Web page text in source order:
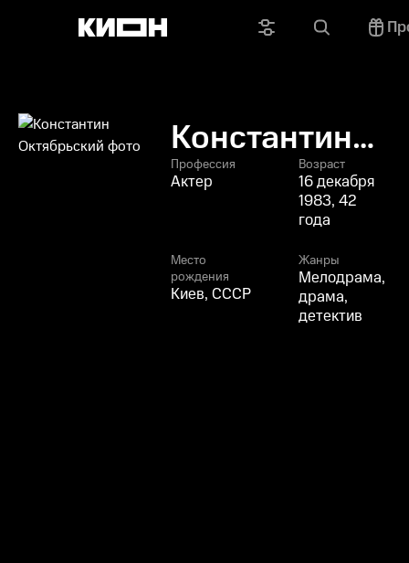
Константин
Октябрьский
Профессия
Актер
Возраст
16 декабря
1983, 42
года
Место
рождения
Киев, СССР
Жанры
Мелодрама,
драма,
детектив